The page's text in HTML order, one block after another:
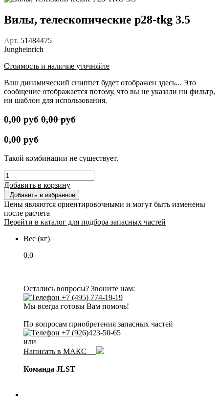
Вилы, телескопические p28-tkg 3.5
Арт. 51484475
Jungheinrich
Стоимость и наличие уточняйте
Ваш динамический сниппет будет отображен здесь... Это
сообщение отображается потому, что вы не указали ни фильтр,
ни шаблон для использования.
0,00 руб 0,00руб
0,00 руб
Такой комбинации не существует.
Добавить в корзину
Добавить в избранное
Цены являются ориентировочными и могут быть изменены
после расчета
Перейти в каталог для подбора запасных частей
Вес (кг)
0.0
Остались вопросы? Звоните нам:
+7 (495) 774-19-19
Мы всегда готовы Вам помочь!
По вопросам приобретения запасных частей
+7 (926)423-50-65
или
Написать в МАКС
Команда JLST